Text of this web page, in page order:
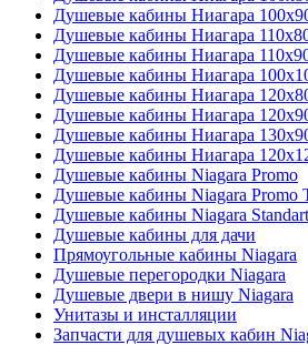
Душевые кабины Ниагара
Душевые кабины Ниагара
Душевые кабины Ниагара
Душевые кабины Ниагара
Душевые кабины Ниагара
Душевые кабины Ниагара
Душевые кабины Ниагара
Душевые кабины Ниагара
Душевые кабины Niagara Promo
Душевые кабины Niagara Promo
Душевые кабины Niagara Standart
Душевые кабины для дачи
Прямоугольные кабины Niagara
Душевые перегородки Niagara
Душевые двери в нишу Niagara
Унитазы и инсталляции
Запчасти для душевых кабин